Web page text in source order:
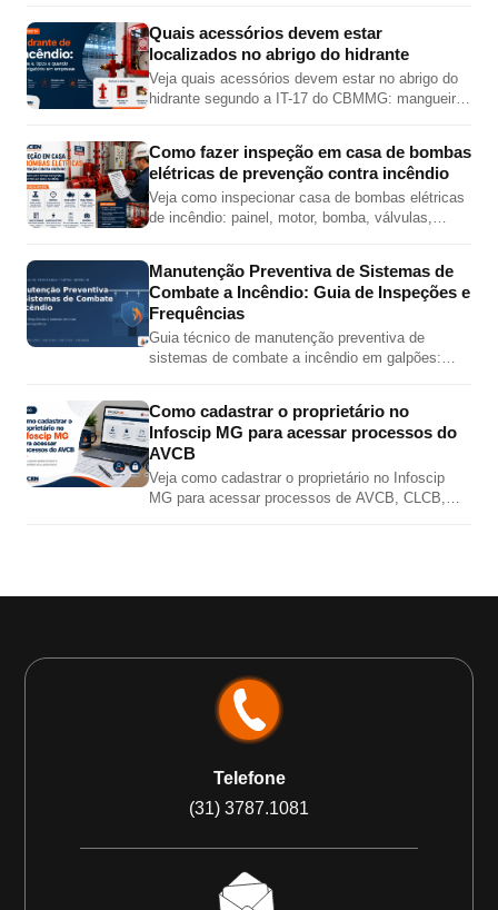
Quais acessórios devem estar
localizados no abrigo do hidrante
Veja quais acessórios devem estar no abrigo do
hidrante segundo a IT-17 do CBMMG: mangueira,
Como fazer inspeção em casa de bombas
elétricas de prevenção contra incêndio
Veja como inspecionar casa de bombas elétricas
de incêndio: painel, motor, bomba, válvulas,
Manutenção Preventiva de Sistemas de
Combate a Incêndio: Guia de Inspeções e
Frequências
Guia técnico de manutenção preventiva de
sistemas de combate a incêndio em galpões:
Como cadastrar o proprietário no
Infoscip MG para acessar processos do
AVCB
Veja como cadastrar o proprietário no Infoscip
MG para acessar processos de AVCB, CLCB,
Telefone
(31) 3787.1081